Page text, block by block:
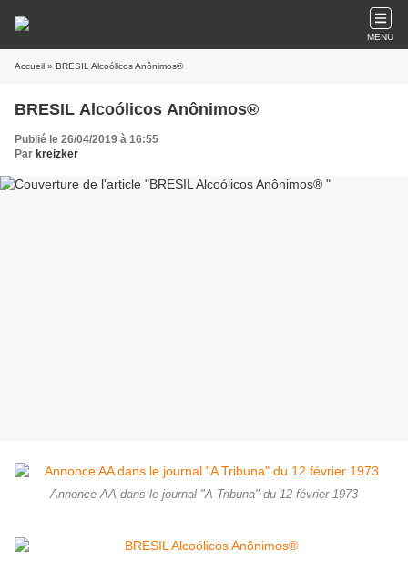
MENU
Accueil » BRESIL Alcoólicos Anônimos®
BRESIL Alcoólicos Anônimos®
Publié le 26/04/2019 à 16:55
Par kreizker
Annonce AA dans le journal "A Tribuna" du 12 février 1973